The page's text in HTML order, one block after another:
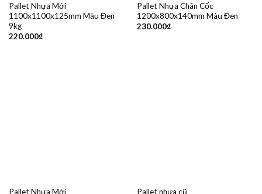
Pallet Nhựa Mới
1100x1100x125mm Màu Đen
9kg
220.000₫
Pallet Nhựa Chân Cốc
1200x800x140mm Màu Đen
230.000₫
Pallet Nhựa Mới
Pallet nhựa cũ